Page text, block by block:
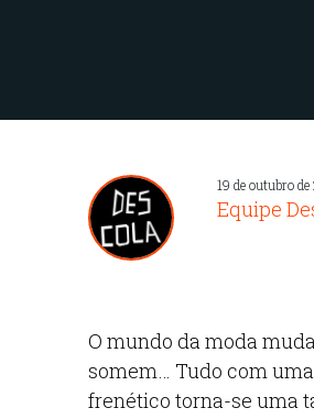
19 de outubro de
Equipe
O mundo da moda
somem… Tudo com
frenético torna-se uma